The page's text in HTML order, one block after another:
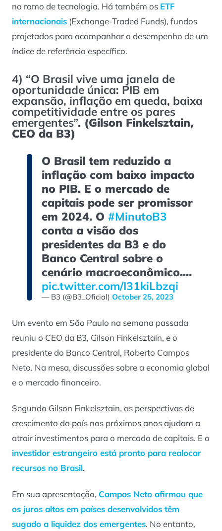
no ramo de tecnologia. Há também os ETF
internacionais (Exchange-Traded Funds), fundos
projetados para acompanhar o desempenho de um
índice de referência específico.
4) “O Brasil vive uma janela de
oportunidade única: PIB em
expansão, inflação em queda, baixa
competitividade entre os pares
emergentes”. (Gilson Finkelsztain,
CEO da B3)
O Brasil tem reduzido a
inflação com baixo impacto
no PIB. E o mercado de
capitais pode ser promissor
em 2024. O#MinutoB3
conta a visão dos
presidentes da B3 e do
Banco Central sobre o
cenário macroeconômico.…
pic.twitter.com/I31kiLbzqi
— B3 (@B3_Oficial)October 25, 2023
Um evento em São Paulo na semana passada
reuniu o CEO da B3, Gilson Finkelsztain, e o
presidente do Banco Central, Roberto Campos
Neto. Na mesa, discussões sobre a economia global
e o mercado financeiro.
Segundo Gilson Finkelsztain, as perspectivas de
crescimento do país nos próximos anos ajudam a
atrair investimentos para o mercado de capitais. E o
investidor estrangeiro está pronto para realocar
recursos no Brasil.
Em sua apresentação, Campos Neto afirmou que
os juros altos em países desenvolvidos têm
sugado a liquidez dos emergentes. No entanto,